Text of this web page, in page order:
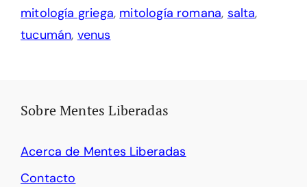
mitología griega, mitología romana, salta,
tucumán, venus
Sobre Mentes Liberadas
Acerca de Mentes Liberadas
Contacto